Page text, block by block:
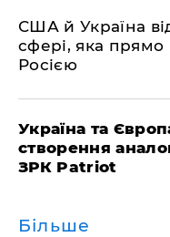
США й Україна
сфері, яка прямо
Росією
Україна та
створення
ЗРК Patriot
Більше